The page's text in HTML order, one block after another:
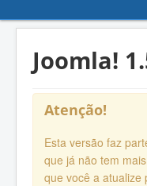
Joomla!
Atenção!
Esta versão faz
que já não tem
que você a atualize